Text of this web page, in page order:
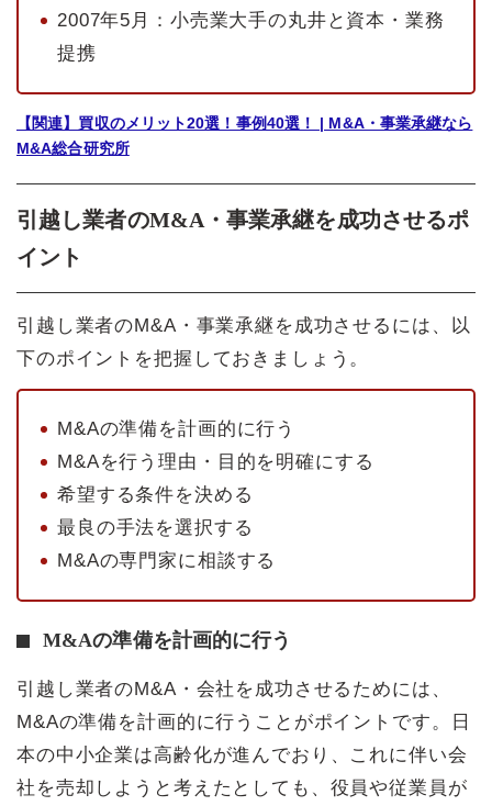
2007年5月：小売業大手の丸井と資本・業務
提携
【関連】買収のメリット20選！事例40選！ | M&A・事業承継なら
M&A総合研究所
引越し業者のM&A・事業承継を成功させるポ
イント
引越し業者のM&A・事業承継を成功させるには、以
下のポイントを把握しておきましょう。
M&Aの準備を計画的に行う
M&Aを行う理由・目的を明確にする
希望する条件を決める
最良の手法を選択する
M&Aの専門家に相談する
M&Aの準備を計画的に行う
引越し業者のM&A・会社を成功させるためには、
M&Aの準備を計画的に行うことがポイントです。日
本の中小企業は高齢化が進んでおり、これに伴い会
社を売却しようと考えたとしても、役員や従業員が